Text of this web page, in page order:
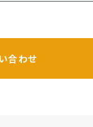
合わせ